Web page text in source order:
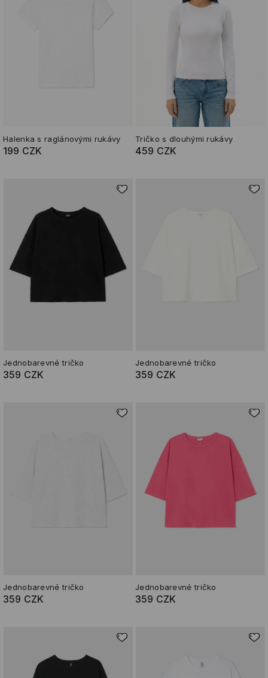
Halenka s raglánovými rukávy
199 CZK
Tričko s dlouhými rukávy
459 CZK
Jednobarevné tričko
359 CZK
Jednobarevné tričko
359 CZK
Jednobarevné tričko
359 CZK
Jednobarevné tričko
359 CZK